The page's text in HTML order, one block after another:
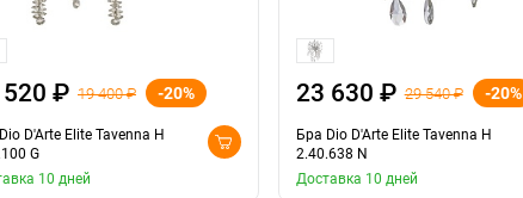
₽ 19 400 ₽ -20%
D'Arte Elite Tavenna H
G
10 дней
23 630 ₽ 29 540 ₽ -20%
Бра Dio D'Arte Elite Tavenna H
2.40.638 N
Доставка 10 дней